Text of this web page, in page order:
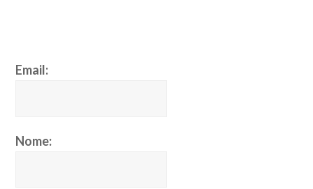
Email:
Nome: